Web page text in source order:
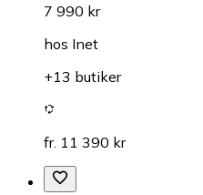
7 990 kr
hos Inet
+13 butiker
fr. 11 390 kr